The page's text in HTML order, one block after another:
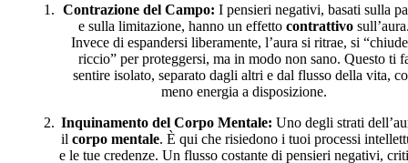
Contrazione del Campo: I pensieri negativi, basati sulla
e sulla limitazione, hanno un effetto contrattivo
Invece di espandersi liberamente, l’aura si ritrae, si
riccio” per proteggersi, ma in modo non sano. Questo ti
sentire isolato, separato dagli altri e dal flusso della vita,
meno energia a disposizione.
Inquinamento del Corpo Mentale: Uno degli strati
il corpo mentale. È qui che risiedono i tuoi processi
e le tue credenze. Un flusso costante di pensieri negativi,